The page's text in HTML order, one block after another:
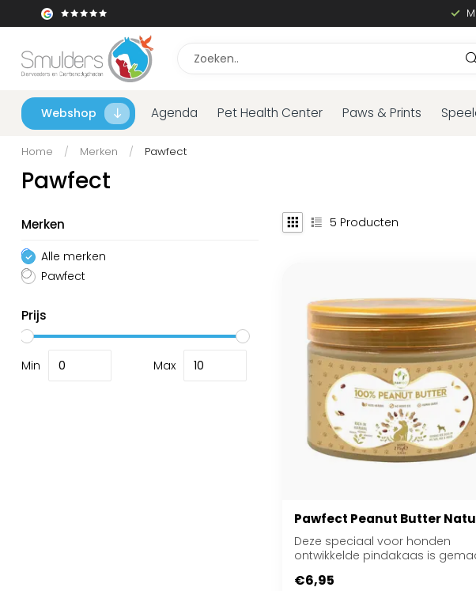
Webshop Agenda Pet Health Center Paws & Prints
Home / Merken / Pawfect
Pawfect
Merken
Alle merken
Pawfect
Prijs
Min Max
5 Producten
Pawfect Peanut Butter
Deze speciaal voor honden
ontwikkelde pindakaas is
€6,95